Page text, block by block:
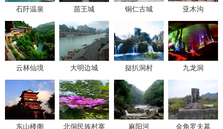
石阡温泉 苗王城 铜仁古城 亚木沟
云林仙境 大明边城 挞扒洞村 九龙洞
东山楼阁 北侗民族村寨 麻阳河 金角罗夫墓